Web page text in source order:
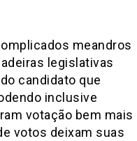
meandros
legislativas
candidato que
inclusive
votação bem mais
votos deixam suas